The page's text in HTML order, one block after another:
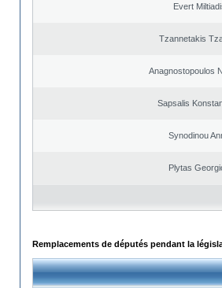
Evert
Tzannetakis
Anagnostopoulos
Sapsalis
Synodinou
Plytas
Remplacements de députés pendant la